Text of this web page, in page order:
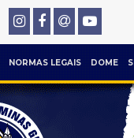
NORMAS LEGAIS DOME